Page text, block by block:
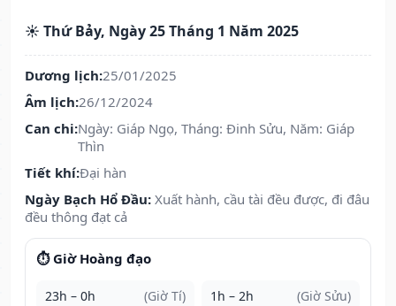
☀️ Thứ Bảy, Ngày 25 Tháng 1 Năm 2025
Dương lịch:25/01/2025
Âm lịch:26/12/2024
Can chi:Ngày: Giáp Ngọ, Tháng: Đinh Sửu, Năm: Giáp
Thìn
Tiết khí:Đại hàn
Ngày Bạch Hổ Đầu: Xuất hành, cầu tài đều được, đi đâu
đều thông đạt cả
⏱️ Giờ Hoàng đạo
23h – 0h (Giờ Tí) 1h – 2h (Giờ Sửu)